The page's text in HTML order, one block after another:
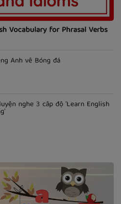
Vocabulary for Phrasal Verbs
Anh về Bóng đá
nghe 3 cấp độ 'Learn English